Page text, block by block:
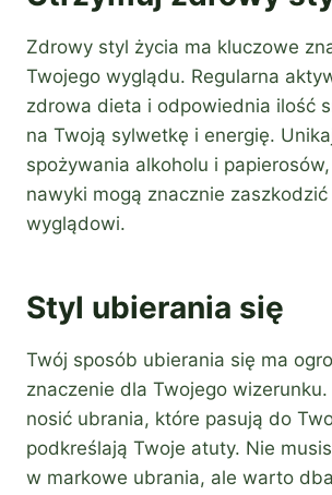
Zdrowy styl życia ma kluczowe
Twojego wyglądu. Regularna
zdrowa dieta i odpowiednia ilość
na Twoją sylwetkę i energię.
spożywania alkoholu i
nawyki mogą znacznie zaszkodzić
wyglądowi.
Styl ubierania się
Twój sposób ubierania się ma
znaczenie dla Twojego
nosić ubrania, które pasują do
podkreślają Twoje atuty. Nie
w markowe ubrania, ale warto